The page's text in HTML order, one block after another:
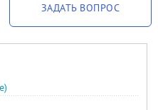
ЗАДАТЬ ВОПРОС